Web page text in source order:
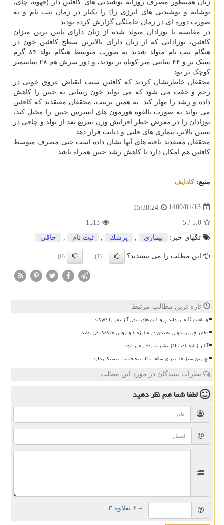
زنان همینطور مصرف روزانه نوشیدنی های کافئین دار (قهوه، چای،
نوشابه و نوشیدنی های انرژی زا) را یکبار در زمان ثبت نام و به
صورت دوره ای در زمان حاملگی گزارش کرده بودند.
در مقایسه با نوزادان متولد شده از زنان دارای پایین ترین میزان
کافئین، نوزادانی که از زنان دارای بالاترین سطح کافئین خون در
هنگام ثبت نام متولد شدند به صورت متوسط هنگام تولد ۸۴ گرم
سبک تر و ۴۴ سانتی متر کوتاه تر بودند، و دور سرش هم ۲۸ سانتیمتر
کوچک تر بود.
محققان خاطرنشان کردند که کافئین سبب انقباض عروق خونی در
رحم و جفت می شود که می تواند خون رسانی به جنین را کاهش
داده و رشد را مهار کند. به همین ترتیب، محققان معتقدند که کافئین
می تواند به صورت بالقوه هورمون های استرس جنین را مختل کند،
نوزادان را در معرض خطر افزایش وزن سریع بعد از تولد و چاقی در
سنین بالاتر، بیماری های قلبی و دیابت قرار دهد.
محققان معتقدند یافته های آنها نشان داده است حتی مصرف متوسط
کافئین هم امکان دارد با کاهش رشد جنین همراه باشد.
منبع:كادایف
1400/01/13
15:38:24
5.0
/
5
1513
تگهای خبر:
بیماری پزشك ثبت نام چاقی
این مطلب را می پسندید؟ (1)
(0)
تازه ترین مطالب مرتبط
ویتامین D می تواند پروتئین های سمی آلزایمر را کم کند
ذخایر چربی سلولی به بدن در مبارزه با ویروس ها کمک می نماید
آیا رازیانه باعث افزایش شیرمادر می شود
بهترین سبزیجات برای سلامت قلب به جنسیت بستگی دارد
نظرات بینندگان در مورد این مطلب
لطفا شما همنظر دهید
= ۶ بعلاوه ۳